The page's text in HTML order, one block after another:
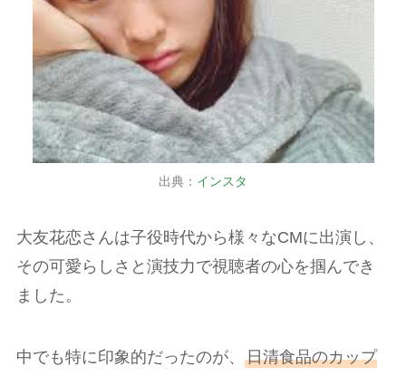
出典： インスタ
大友花恋さんは子役時代から様々なCMに出演し、
その可愛らしさと演技力で視聴者の心を掴んでき
ました。
中でも特に印象的だったのが、 日清食品のカップ